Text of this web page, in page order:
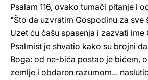
Psalam 116, ovako tumači pitanje i
"Što da uzvratim Gospodinu za sve
Uzet ću čašu spasenja i zazvati ime
Psalmist je shvatio kako su brojni
Boga: od ne-bića postao je bićem,
zemlje i obdaren razumom...